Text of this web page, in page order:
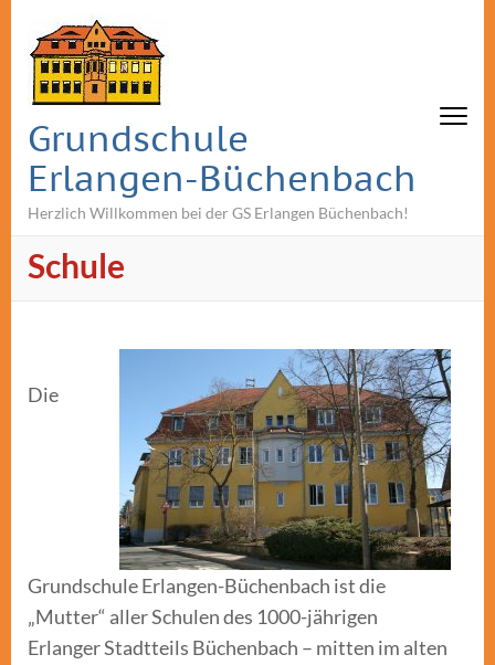
Grundschule
Erlangen-Büchenbach
Herzlich Willkommen bei der GS Erlangen Büchenbach!
Schule
Die
Grundschule Erlangen-Büchenbach ist die
„Mutter“ aller Schulen des 1000-jährigen
Erlanger Stadtteils Büchenbach – mitten im alten